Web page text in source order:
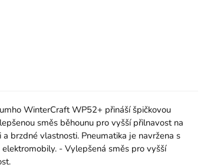
WinterCraft WP52+ přináší špičkovou
směs běhounu pro vyšší přilnavost na
brzdné vlastnosti. Pneumatika je navržena s
- Vylepšená směs pro vyšší